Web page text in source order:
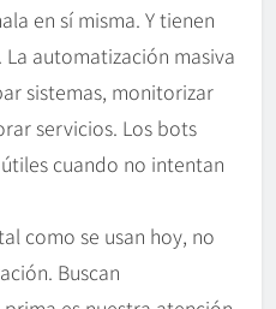
en sí misma. Y tienen
automatización masiva
sistemas, monitorizar
servicios. Los bots
cuando no intentan
como se usan hoy, no
Buscan